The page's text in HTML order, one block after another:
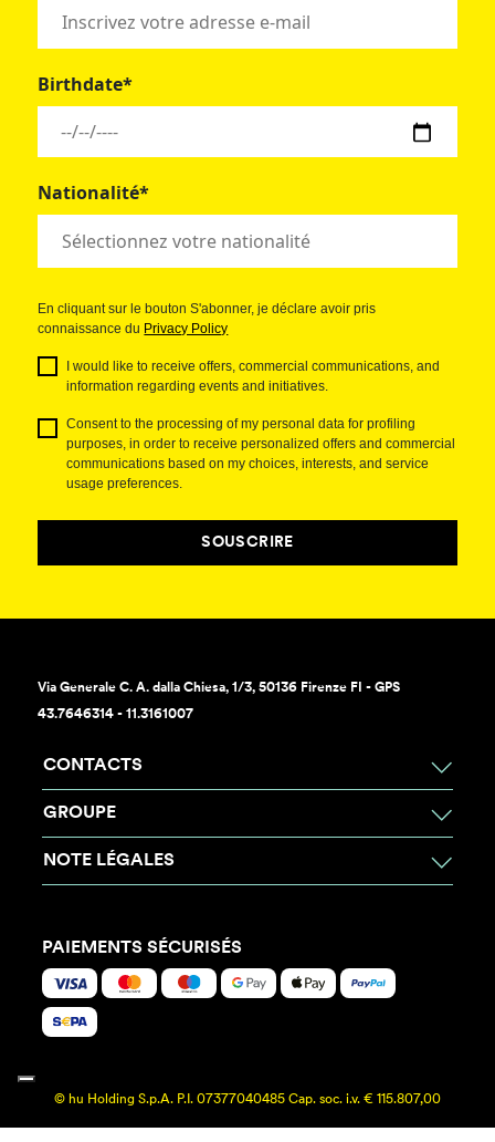
Birthdate*
Nationalité*
En cliquant sur le bouton S'abonner, je déclare avoir pris
connaissance du Privacy Policy
I would like to receive offers, commercial communications, and
information regarding events and initiatives.
Consent to the processing of my personal data for profiling
purposes, in order to receive personalized offers and commercial
communications based on my choices, interests, and service
usage preferences.
SOUSCRIRE
Via Generale C. A. dalla Chiesa, 1/3, 50136 Firenze FI - GPS
43.7646314 - 11.3161007
CONTACTS
GROUPE
NOTE LÉGALES
PAIEMENTS SÉCURISÉS
© hu Holding S.p.A. P.I. 07377040485 Cap. soc. i.v. € 115.807,00